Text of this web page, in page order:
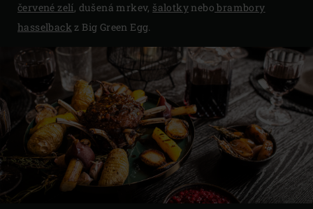
červené zelí, dušená mrkev, šalotkynebo brambory
hasselback z Big Green Egg.